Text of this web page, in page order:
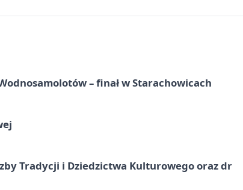
– finał w Starachowicach
Tradycji i Dziedzictwa Kulturowego oraz dr